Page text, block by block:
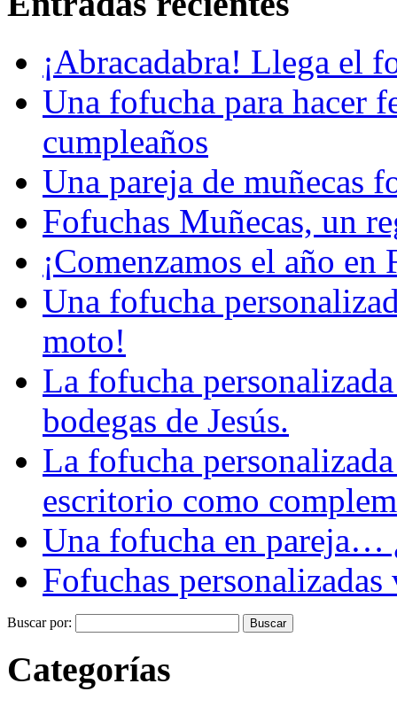
¡Abracadabra! Llega el
Una fofucha para hacer
cumpleaños
Una pareja de muñecas
Fofuchas Muñecas, un
¡Comenzamos el año
Una fofucha
moto!
La fofucha
bodegas de Jesús.
La fofucha
escritorio como
Una fofucha en pareja…
Fofuchas
Buscar por:
Categorías